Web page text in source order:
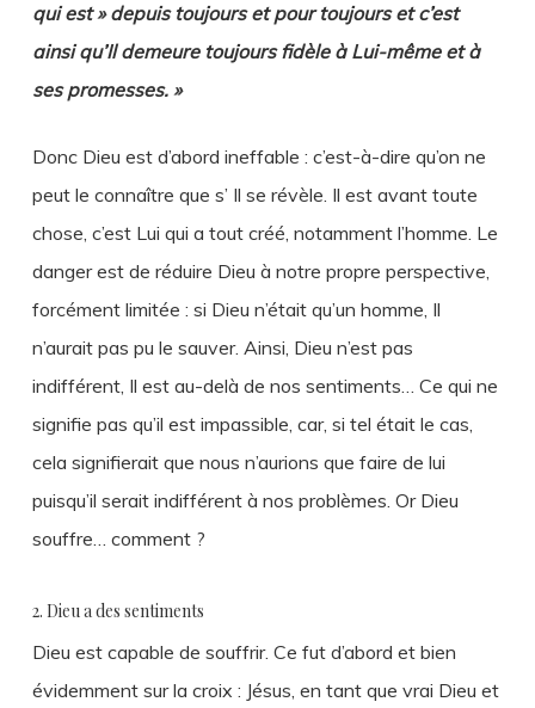
qui est » depuis toujours et pour toujours et c’est
ainsi qu’Il demeure toujours fidèle à Lui-même et à
ses promesses. »
Donc Dieu est d’abord ineffable : c’est-à-dire qu’on ne
peut le connaître que s’ Il se révèle. Il est avant toute
chose, c’est Lui qui a tout créé, notamment l’homme. Le
danger est de réduire Dieu à notre propre perspective,
forcément limitée : si Dieu n’était qu’un homme, Il
n’aurait pas pu le sauver. Ainsi, Dieu n’est pas
indifférent, Il est au-delà de nos sentiments… Ce qui ne
signifie pas qu’il est impassible, car, si tel était le cas,
cela signifierait que nous n’aurions que faire de lui
puisqu’il serait indifférent à nos problèmes. Or Dieu
souffre… comment ?
2. Dieu a des sentiments
Dieu est capable de souffrir. Ce fut d’abord et bien
évidemment sur la croix : Jésus, en tant que vrai Dieu et